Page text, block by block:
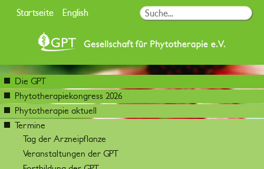
Startseite English
Die GPT
Phytotherapiekongress 2026
Phytotherapie aktuell
Termine
Tag der Arzneipflanze
Veranstaltungen der GPT